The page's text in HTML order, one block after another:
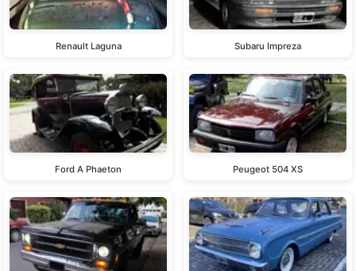
Renault Laguna Subaru Impreza
Ford A Phaeton Peugeot 504 XS